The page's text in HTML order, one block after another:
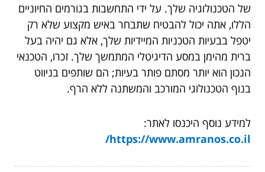
של הטכנולוגיה שלך. על ידי התחשבות בגורמים החיוניים
הללו, אתה יכול להבטיח שתבחר באיש מקצוע שלא רק
יטפל בבעיות הטכניות המיידיות שלך, אלא גם יהיה בעל
ברית מהימן במסע הדיגיטלי המתמשך שלך. זכרו, הטכנאי
הנכון הוא יותר מסתם פותר בעיות; הם שותפים בניווט
בנוף הטכנולוגי המורכב והמשתנה ללא הרף.
למידע נוסף היכנסו לאתר:
https://www.amranos.co.il/